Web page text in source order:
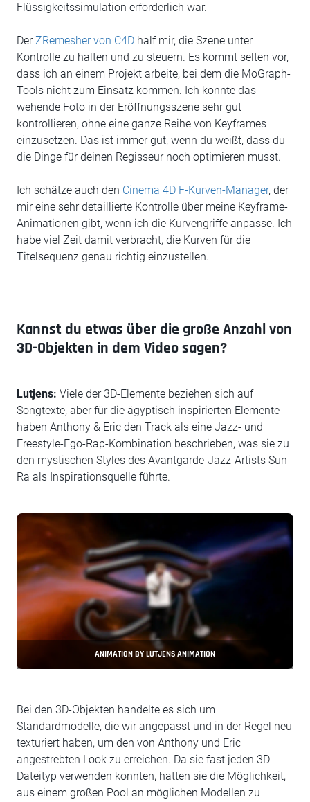
Flüssigkeitssimulation erforderlich war.
DerZRemesher von C4D half mir, die Szene unter
Kontrolle zu halten und zu steuern. Es kommt selten vor,
dass ich an einem Projekt arbeite, bei dem die MoGraph-
Tools nicht zum Einsatz kommen. Ich konnte das
wehende Foto in der Eröffnungsszene sehr gut
kontrollieren, ohne eine ganze Reihe von Keyframes
einzusetzen. Das ist immer gut, wenn du weißt, dass du
die Dinge für deinen Regisseur noch optimieren musst.
Ich schätze auch den Cinema 4D F-Kurven-Manager, der
mir eine sehr detaillierte Kontrolle über meine Keyframe-
Animationen gibt, wenn ich die Kurvengriffe anpasse. Ich
habe viel Zeit damit verbracht, die Kurven für die
Titelsequenz genau richtig einzustellen.
Kannst du etwas über die große Anzahl von
3D-Objekten in dem Video sagen?
Lutjens: Viele der 3D-Elemente beziehen sich auf
Songtexte, aber für die ägyptisch inspirierten Elemente
haben Anthony & Eric den Track als eine Jazz- und
Freestyle-Ego-Rap-Kombination beschrieben, was sie zu
den mystischen Styles des Avantgarde-Jazz-Artists Sun
Ra als Inspirationsquelle führte.
ANIMATION BY LUTJENS ANIMATION
Bei den 3D-Objekten handelte es sich um
Standardmodelle, die wir angepasst und in der Regel neu
texturiert haben, um den von Anthony und Eric
angestrebten Look zu erreichen. Da sie fast jeden 3D-
Dateityp verwenden konnten, hatten sie die Möglichkeit,
aus einem großen Pool an möglichen Modellen zu